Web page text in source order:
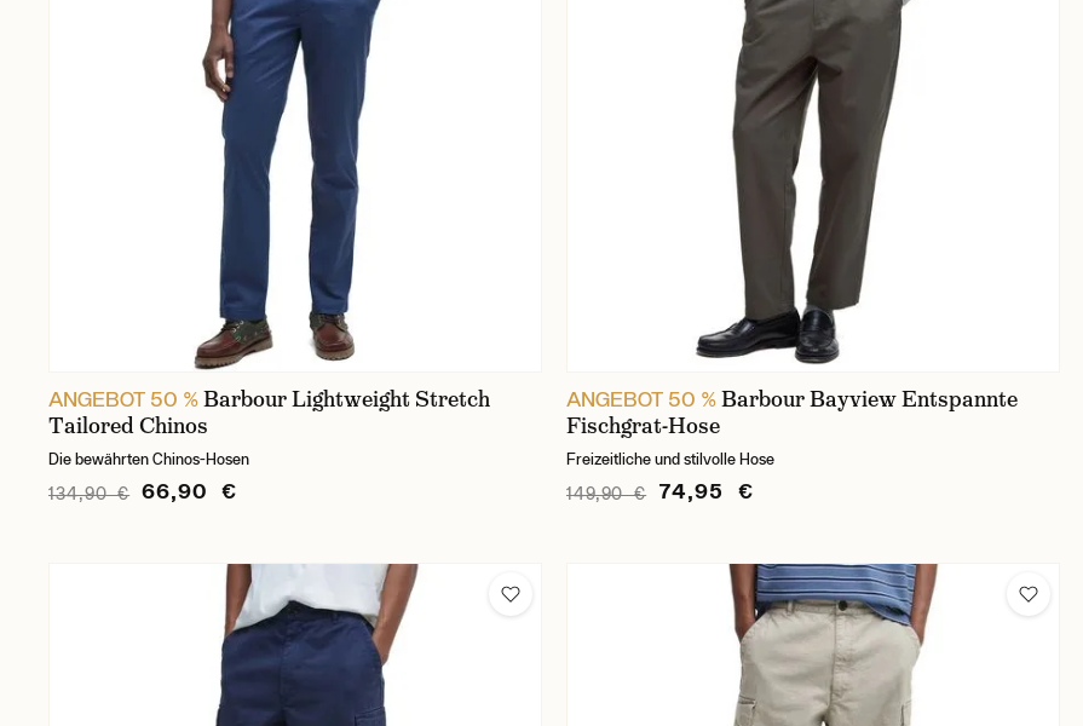
ANGEBOT 50 %Barbour Lightweight Stretch
Tailored Chinos
Die bewährten Chinos-Hosen
134,90 € 66,90 €
ANGEBOT 50 %Barbour Bayview Entspannte
Fischgrat-Hose
Freizeitliche und stilvolle Hose
149,90 € 74,95 €